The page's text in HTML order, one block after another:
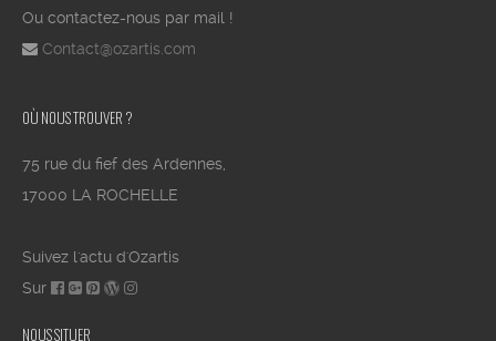
Ou contactez-nous par mail !
Contact@ozartis.com
OÙ NOUS TROUVER ?
75 rue du fief des Ardennes,
17000 LA ROCHELLE
Suivez l'actu d'Ozartis
Sur
NOUS SITUER